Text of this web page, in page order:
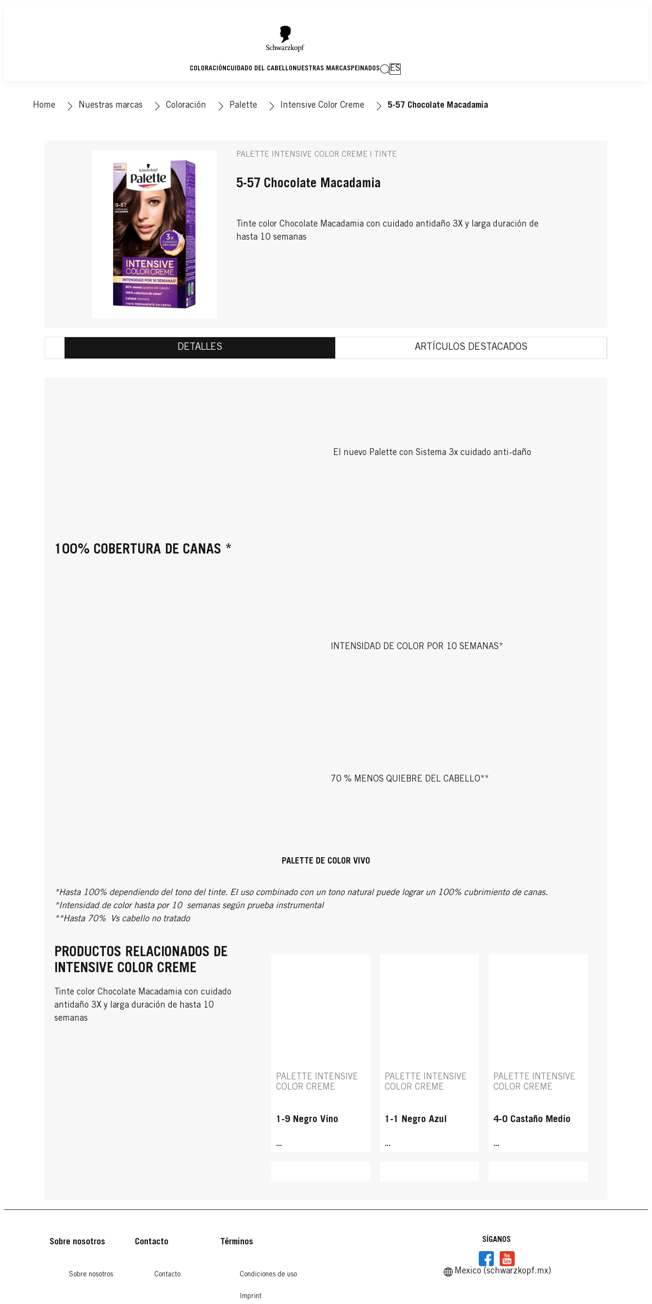
COLORACIÓNCUIDADO DEL CABELLONUESTRAS MARCASPEINADOS ES
Home Nuestras marcas Coloración Palette Intensive Color Creme 5-57 Chocolate Macadamia
PALETTE INTENSIVE COLOR CREME | TINTE
5-57 Chocolate Macadamia
Tinte color Chocolate Macadamia con cuidado antidaño 3X y larga duración de
hasta 10 semanas
DETALLES ARTÍCULOS DESTACADOS
El nuevo Palette con Sistema 3x cuidado anti-daño
100% COBERTURA DE CANAS *
INTENSIDAD DE COLOR POR 10 SEMANAS*
70 % MENOS QUIEBRE DEL CABELLO**
PALETTE DE COLOR VIVO
*Hasta 100% dependiendo del tono del tinte. El uso combinado con un tono natural puede lograr un 100% cubrimiento de canas.
*Intensidad de color hasta por 10 semanas según prueba instrumental
**Hasta 70% Vs cabello no tratado
PRODUCTOS RELACIONADOS DE
INTENSIVE COLOR CREME
Tinte color Chocolate Macadamia con cuidado
antidaño 3X y larga duración de hasta 10
semanas
PALETTE INTENSIVE
COLOR CREME
1-9 Negro Vino
...
PALETTE INTENSIVE
COLOR CREME
1-1 Negro Azul
...
PALETTE INTENSIVE
COLOR CREME
4-0 Castaño Medio
...
Sobre nosotros
Sobre nosotros
Contacto
Contacto
Términos
Condiciones de uso
Imprint
SÍGANOS
Mexico (schwarzkopf.mx)